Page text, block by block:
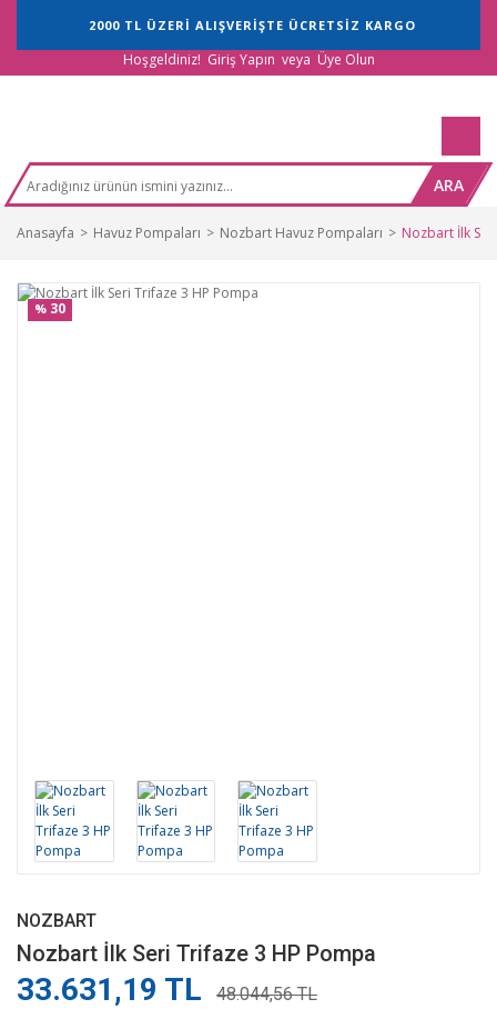
2000 TL ÜZERİ ALIŞVERİŞTE ÜCRETSİZ KARGO
Hoşgeldiniz! Giriş Yapın veya Üye Olun
ARA
Anasayfa Havuz Pompaları Nozbart Havuz Pompaları Nozbart İlk
% 30
NOZBART
Nozbart İlk Seri Trifaze 3 HP Pompa
33.631,19 TL 48.044,56 TL